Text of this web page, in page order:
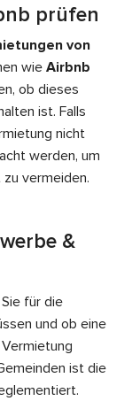
prüfen
von
wie Airbnb
ob dieses
ist. Falls
nicht
werden, um
vermeiden.
&
für die
und ob eine
ist die